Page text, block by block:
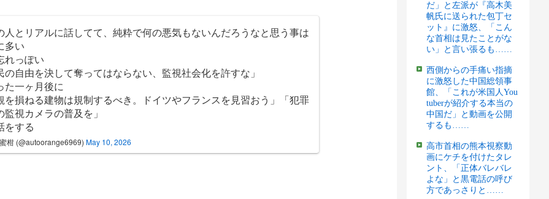
人とリアルに話してて、純粋で何の悪気もないんだろうなと思う事は
多い
れっぽい
の自由を決して奪ってはならない、監視社会化を許すな」
た一ヶ月後に
を損ねる建物は規制するべき。ドイツやフランスを見習おう」「犯罪
監視カメラの普及を」
をする
柑 (@autoorange6969) May 10, 2026
だ」と左派が『高木美
帆氏に送られた包丁セ
ット』に激怒、「こん
な首相は見たことがな
い」と言い張るも……
西側からの手痛い指摘
に激怒した中国総領事
館、「これが米国人You
tuberが紹介する本当の
中国だ」と動画を公開
するも……
高市首相の熊本視察動
画にケチを付けたタレ
ント、「正体バレバレ
よな」と黒電話の呼び
方であっさりと……